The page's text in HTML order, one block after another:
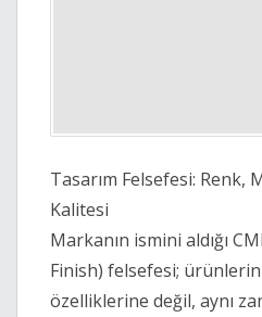
Tasarım Felsefesi: Renk,
Kalitesi
Markanın ismini aldığı
Finish) felsefesi;
özelliklerine değil, aynı